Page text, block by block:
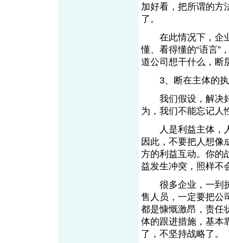
加好看，把所谓的方
了。
在此情况下，企业
懂、看得懂的“语言”
道公司想干什么，
3、断在主体的
我们假设，解决好
为，我们不能忘记人
人是利益主体，人
因此，不要把人想像
方的利益互动。你的
益发生冲突，照样不
很多企业，一到执
售人员，一定要把公
都是慷慨激昂，责任
体的跟进措施，基本
了，不坚持战略了。